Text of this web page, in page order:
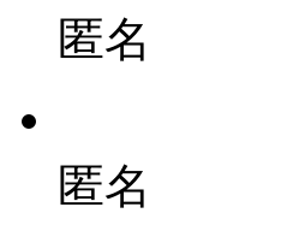
匿名
匿名